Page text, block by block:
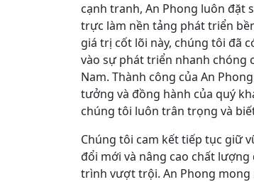
cạnh tranh, An Phong luôn đặt
trực làm nền tảng phát triển
giá trị cốt lõi này, chúng tôi đã
vào sự phát triển nhanh chóng
Nam. Thành công của An
tưởng và đồng hành của quý
chúng tôi luôn trân trọng và
Chúng tôi cam kết tiếp tục giữ
đổi mới và nâng cao chất
trình vượt trội. An Phong